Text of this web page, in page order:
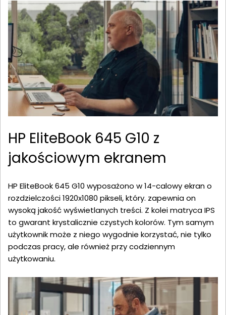
HP EliteBook 645 G10 z
jakościowym ekranem
HP EliteBook 645 G10 wyposażono w 14-calowy ekran o
rozdzielczości 1920x1080 pikseli, który. zapewnia on
wysoką jakość wyświetlanych treści. Z kolei matryca IPS
to gwarant krystalicznie czystych kolorów. Tym samym
użytkownik może z niego wygodnie korzystać, nie tylko
podczas pracy, ale również przy codziennym
użytkowaniu.